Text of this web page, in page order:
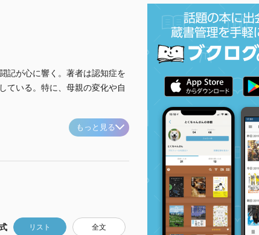
記が心に響く。著者は認知症を
ている。特に、母親の変化や自
もっと見る
リスト 全文